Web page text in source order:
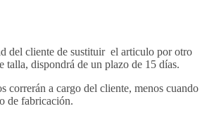
del cliente de sustituir el articulo por otro
talla, dispondrá de un plazo de 15 días.
correrán a cargo del cliente, menos cuando
de fabricación.